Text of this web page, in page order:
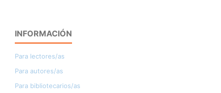
INFORMACIÓN
Para lectores/as
Para autores/as
Para bibliotecarios/as